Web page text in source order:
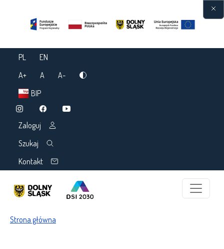
PL
EN
A+
A
A-
BIP
Zaloguj
Szukaj
Kontakt
Ścieżka nawigacyjna
Strona główna